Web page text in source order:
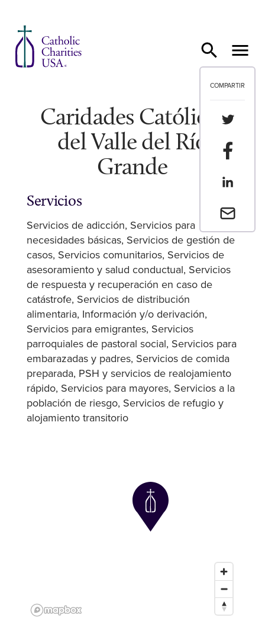
COMPARTIR
Envia un
Caridades Católicas
del Valle del Río
Grande
Servicios
Servicios de adicción Servicios para
necesidades básicas Servicios de gestión de
casos Servicios comunitarios Servicios de
asesoramiento y salud conductual Servicios
de respuesta y recuperación en caso de
catástrofe Servicios de distribución
alimentaria Información y/o derivación
Servicios para emigrantes Servicios
parroquiales de pastoral social Servicios para
embarazadas y padres Servicios de comida
preparada PSH y servicios de realojamiento
rápido Servicios para mayores Servicios a la
población de riesgo Servicios de refugio y
alojamiento transitorio